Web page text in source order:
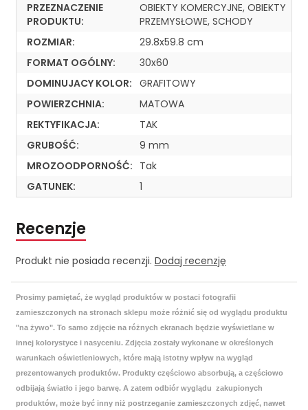
PRZEZNACZENIE
PRODUKTU:
OBIEKTY KOMERCYJNE, OBIEKTY
PRZEMYSŁOWE, SCHODY
ROZMIAR:
29.8x59.8 cm
FORMAT OGÓLNY:
30x60
DOMINUJACY KOLOR: GRAFITOWY
POWIERZCHNIA:
MATOWA
REKTYFIKACJA:
TAK
GRUBOŚĆ:
9 mm
MROZOODPORNOŚĆ: Tak
GATUNEK:
1
Recenzje
Produkt nie posiada recenzji. Dodaj recenzję
Prosimy pamiętać, że wygląd produktów w postaci fotografii
zamieszczonych na stronach sklepu może różnić się od wyglądu produktu
"na żywo". To samo zdjęcie na różnych ekranach będzie wyświetlane w
innej kolorystyce i nasyceniu. Zdjęcia zostały wykonane w określonych
warunkach oświetleniowych, które mają istotny wpływ na wygląd
prezentowanych produktów. Produkty częściowo absorbują, a częściowo
odbijają światło i jego barwę. A zatem odbiór wyglądu zakupionych
produktów, może być inny niż postrzeganie zamieszczonych zdjęć, nawet